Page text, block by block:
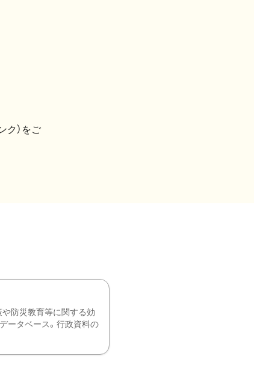
ク）をご
防災教育等に関する効
ータベース。行政資料の